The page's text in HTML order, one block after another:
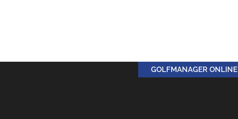
GOLFMANAGER ONLINE